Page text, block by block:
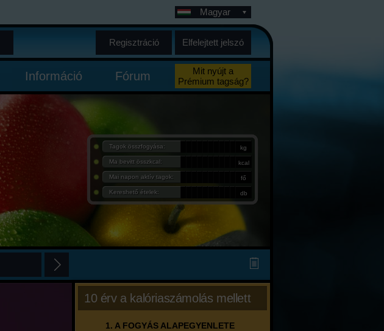
Magyar
Regisztráció Elfelejtett jelszó
Információ Fórum
Mit nyújt a
Prémium tagság?
Tagok összfogyása: kg
Ma bevitt összkcal: kcal
Mai napon aktív tagok: fő
Kereshető ételek: db
10 érv a kalóriaszámolás mellett
1. A FOGYÁS ALAPEGYENLETE